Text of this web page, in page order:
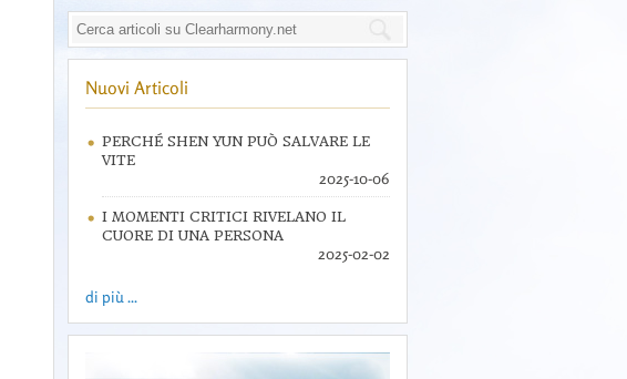
Nuovi Articoli
PERCHÉ SHEN YUN PUÒ SALVARE LE
VITE
2025-10-06
I MOMENTI CRITICI RIVELANO IL
CUORE DI UNA PERSONA
2025-02-02
di più ...